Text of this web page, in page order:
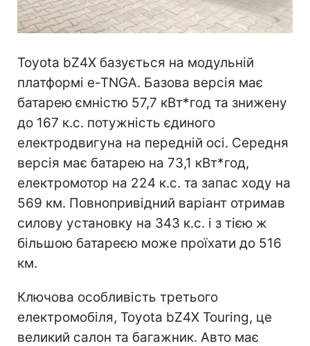
Toyota bZ4X базується на модульній
платформі e-TNGA. Базова версія має
батарею ємністю 57,7 кВт*год та знижену
до 167 к.с. потужність єдиного
електродвигуна на передній осі. Середня
версія має батарею на 73,1 кВт*год,
електромотор на 224 к.с. та запас ходу на
569 км. Повнопривідний варіант отримав
силову установку на 343 к.с. і з тією ж
більшою батареєю може проїхати до 516
км.
Ключова особливість третього
електромобіля, Toyota bZ4X Touring, це
великий салон та багажник. Авто має